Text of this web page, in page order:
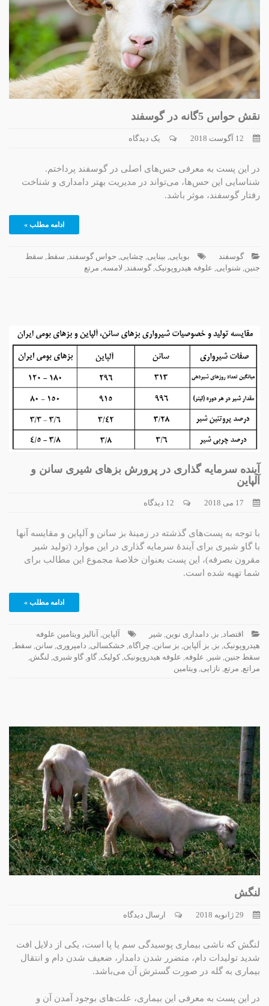
نقش حواس 5گانه در گوسفند
12 آگوست 2018 یک دیدگاه
در این پست به معرفی حس‌های اصلی در گوسفند پرداختم.
شناسایی این حس‌ها، می‌تواند در مدیریت بهتر دامداری و شناخت
رفتار گوسفند، موثر باشد.
ادامه مطلب »
گوسفند بویایی, بینایی, چشایی, حواس گوسفند, سقط, سقط
جنین, شنوایی, علوفه هیدروپونیک, گوسفند, لامسه, مرتع
آینده سرمایه گذاری در پرورش بزهای شیری سانن و
آلپاین
17 می 2018 12 دیدگاه
با توجه به پست‌های گذشته در زمینۀ بز سانن و آلپاین و مقایسه آنها
با گاو شیری برای آیندۀ سرمایه گذاری در این موارد (تولید شیر
مقرون بصرفه)، این پست بعنوان خلاصۀ مجموع این مطالب برای
شما تهیه شده است.
ادامه مطلب »
اقتصاد, بز , دامداری نوین, شیر آلپاین, آنالیز ویتامین علوفه
هیدروپونیک, بز , بز آلپاین, بز سانن, چراگاه, خشکسالی, دامپروری, سانن, سقط,
سقط جنین, شیر , علوفه, علوفه هیدروپونیک, کولیک, گاو, گاو شیری, لنگش,
مراتع, مرتع, نازایی, ویتامین
لنگش
29 ژانویه 2018 ارسال دیدگاه
لنگش که ناشی بیماری پوسیدگی سم یا پا است، یکی از دلایل افت
شدید تولیدات دام، متضرر شدن دامدار، ضعیف شدن دام و انتقال
بیماری به گله در صورت گسترش آن می‌باشد.
در این پست به معرفی این بیماری، علت‌های بوجود آمدن آن و